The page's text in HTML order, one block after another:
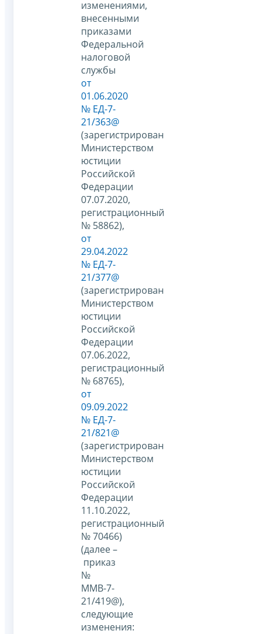
изменениями,
внесенными
приказами
Федеральной
налоговой
службы
от
01.06.2020
№ ЕД-7-
21/363@
(зарегистрирован
Министерством
юстиции
Российской
Федерации
07.07.2020,
регистрационный
№ 58862),
от
29.04.2022
№ ЕД-7-
21/377@
(зарегистрирован
Министерством
юстиции
Российской
Федерации
07.06.2022,
регистрационный
№ 68765),
от
09.09.2022
№ ЕД-7-
21/821@
(зарегистрирован
Министерством
юстиции
Российской
Федерации
11.10.2022,
регистрационный
№ 70466)
(далее –
приказ
№
ММВ-7-
21/419@),
следующие
изменения: